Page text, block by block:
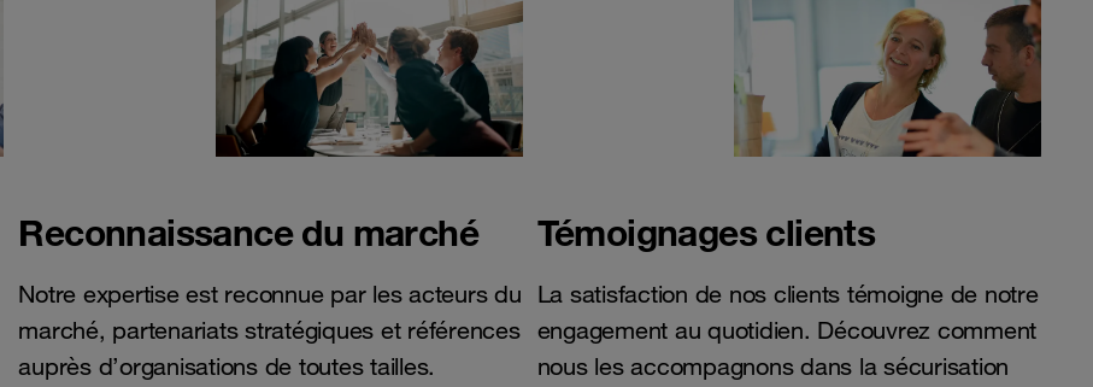
Reconnaissance du marché
Notre expertise est reconnue par les acteurs du
marché, partenariats stratégiques et références
auprès d’organisations de toutes tailles.
Témoignages clients
La satisfaction de nos clients témoigne de notre
engagement au quotidien. Découvrez comment
nous les accompagnons dans la sécurisation